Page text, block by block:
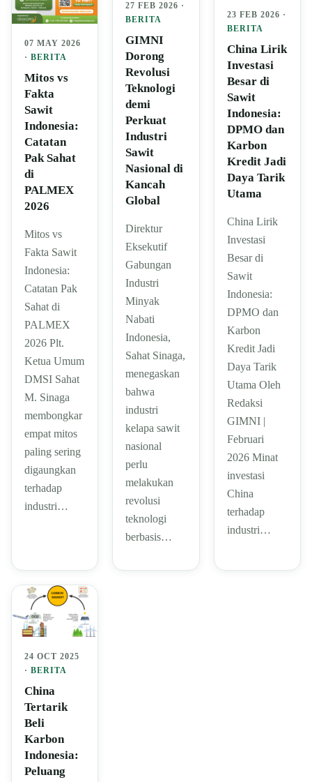
07 MAY 2026
· BERITA
Mitos vs
Fakta
Sawit
Indonesia:
Catatan
Pak Sahat
di
PALMEX
2026
Mitos vs
Fakta Sawit
Indonesia:
Catatan Pak
Sahat di
PALMEX
2026 Plt.
Ketua Umum
DMSI Sahat
M. Sinaga
membongkar
empat mitos
paling sering
digaungkan
terhadap
industri…
27 FEB 2026 ·
BERITA
GIMNI
Dorong
Revolusi
Teknologi
demi
Perkuat
Industri
Sawit
Nasional di
Kancah
Global
Direktur
Eksekutif
Gabungan
Industri
Minyak
Nabati
Indonesia,
Sahat Sinaga,
menegaskan
bahwa
industri
kelapa sawit
nasional
perlu
melakukan
revolusi
teknologi
berbasis…
23 FEB 2026 ·
BERITA
China Lirik
Investasi
Besar di
Sawit
Indonesia:
DPMO dan
Karbon
Kredit Jadi
Daya Tarik
Utama
China Lirik
Investasi
Besar di
Sawit
Indonesia:
DPMO dan
Karbon
Kredit Jadi
Daya Tarik
Utama Oleh
Redaksi
GIMNI |
Februari
2026 Minat
investasi
China
terhadap
industri…
24 OCT 2025
· BERITA
China
Tertarik
Beli
Karbon
Indonesia:
Peluang